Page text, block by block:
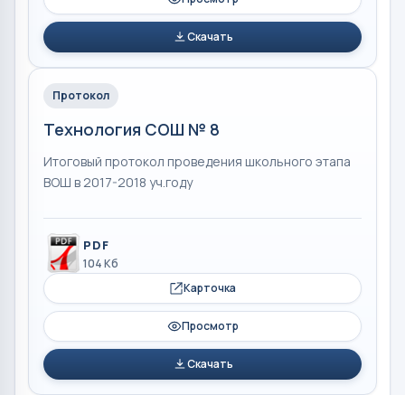
Скачать
Протокол
Технология СОШ № 8
Итоговый протокол проведения школьного этапа
ВОШ в 2017-2018 уч.году
PDF
104 Кб
Карточка
Просмотр
Скачать